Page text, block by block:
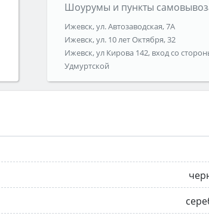
Шоурумы и пункты
Ижевск, ул. Автозаводская, 7А
Ижевск, ул. 10 лет Октября, 32
Ижевск, ул Кирова 142, вход со
Удмуртской